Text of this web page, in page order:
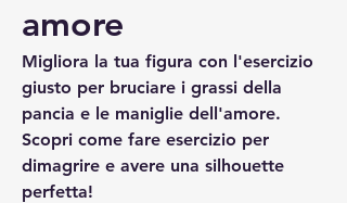
amore
Migliora la tua figura con l'esercizio
giusto per bruciare i grassi della
pancia e le maniglie dell'amore.
Scopri come fare esercizio per
dimagrire e avere una silhouette
perfetta!